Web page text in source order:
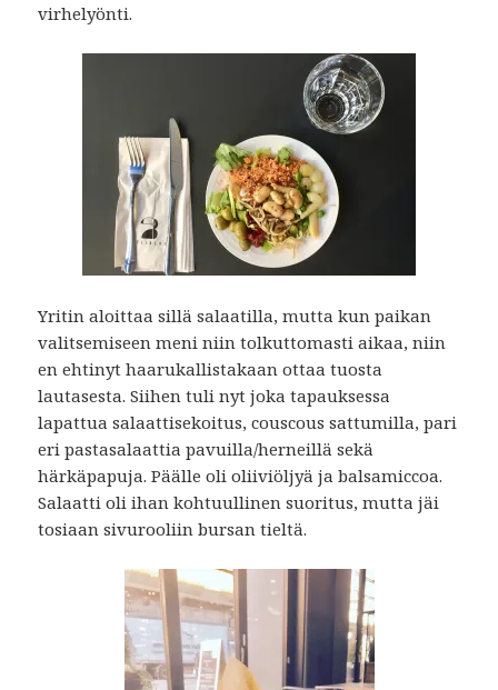
virhelyönti.
Yritin aloittaa sillä salaatilla, mutta kun paikan
valitsemiseen meni niin tolkuttomasti aikaa, niin
en ehtinyt haarukallistakaan ottaa tuosta
lautasesta. Siihen tuli nyt joka tapauksessa
lapattua salaattisekoitus, couscous sattumilla, pari
eri pastasalaattia pavuilla/herneillä sekä
härkäpapuja. Päälle oli oliiviöljyä ja balsamiccoa.
Salaatti oli ihan kohtuullinen suoritus, mutta jäi
tosiaan sivurooliin bursan tieltä.